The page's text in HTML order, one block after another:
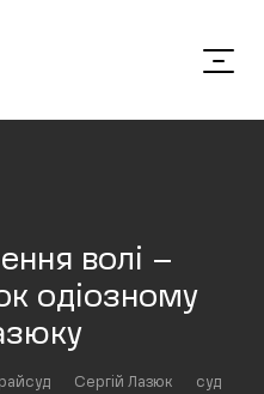
волі –
одіозному
Сергій Лазюк суд